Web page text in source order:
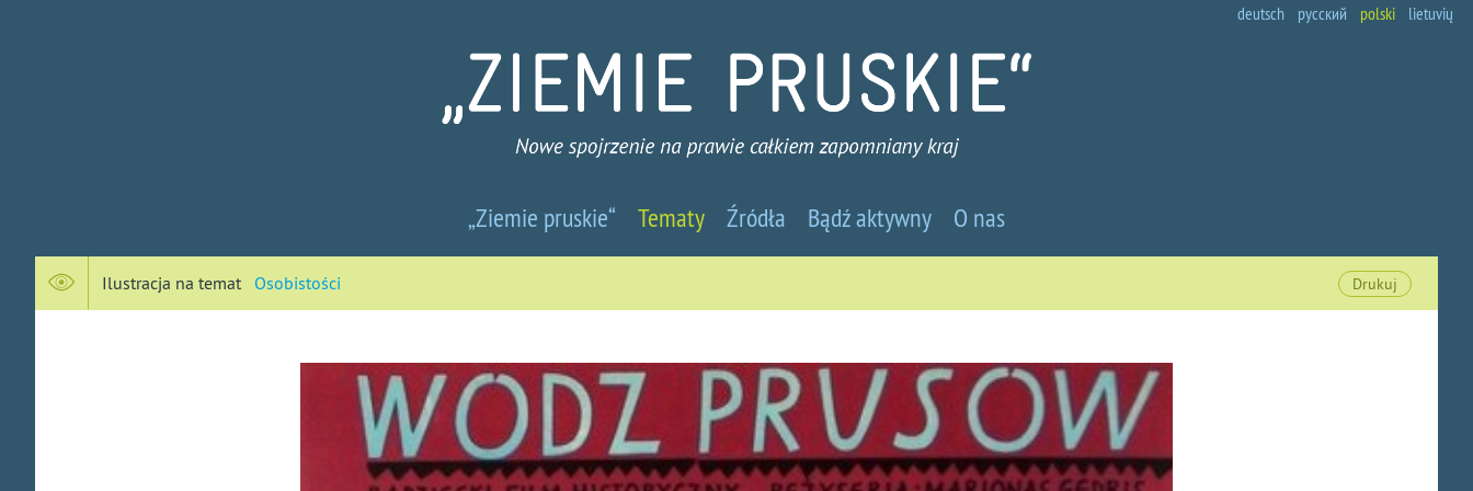
deutsch русский polski lietuvių
pruskie
-
Nowe
spojrzenie
na
„Ziemie pruskie“ Tematy Źródła Bądź aktywny O nas
Ilustracja na temat Osobistości Drukuj